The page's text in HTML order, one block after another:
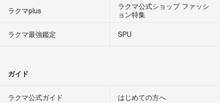
ラクマplus
ラクマ公式ショップ ファッシ
ョン特集
ラクマ最強鑑定
SPU
ガイド
ラクマ公式ガイド はじめての方へ